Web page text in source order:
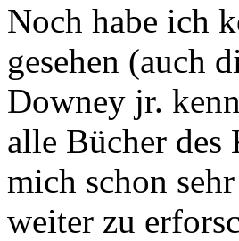
Noch habe ich
gesehen (auch
Downey jr.
alle Bücher des
mich schon
weiter zu